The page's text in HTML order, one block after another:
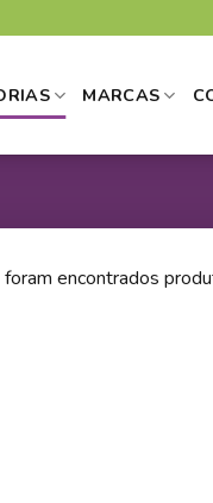
MARCAS
foram encontrados